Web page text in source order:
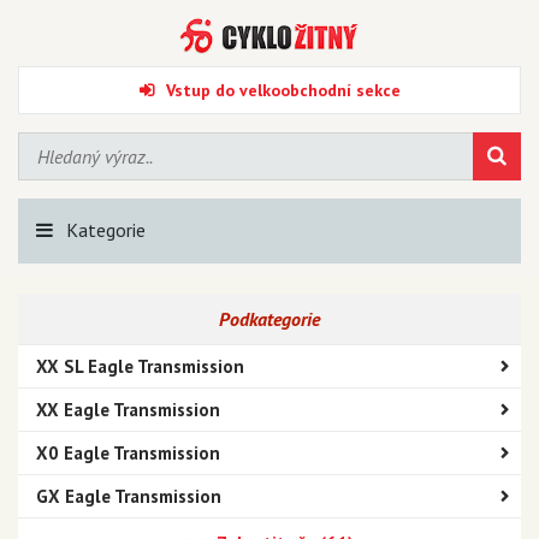
Vstup do velkoobchodní sekce
Kategorie
Podkategorie
XX SL Eagle Transmission
XX Eagle Transmission
X0 Eagle Transmission
GX Eagle Transmission